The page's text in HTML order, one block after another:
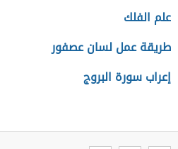
علم الفلك
طريقة عمل لسان عصفور
إعراب سورة البروج